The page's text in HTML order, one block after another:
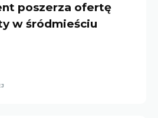
poszerza ofertę
w śródmieściu